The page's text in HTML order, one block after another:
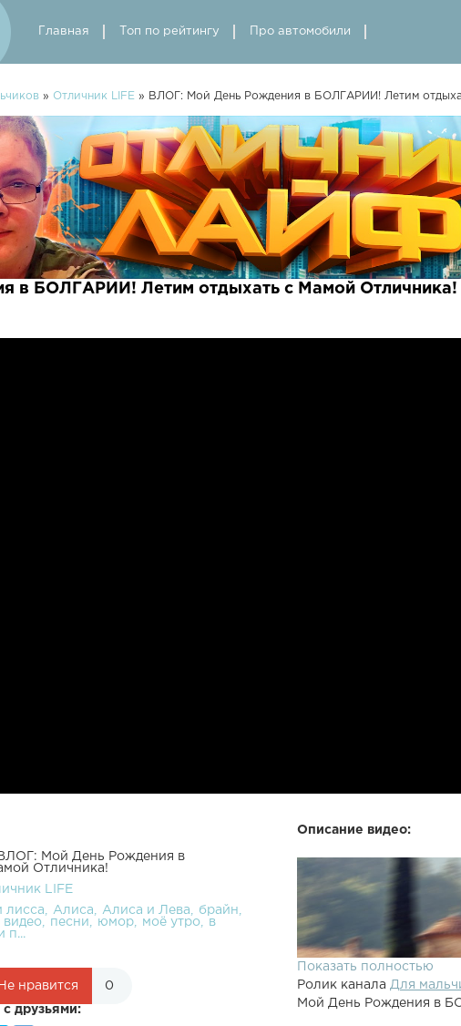
Главная Топ по рейтингу Про автомобили
» Отличник LIFE » ВЛОГ: Мой День Рождения в БОЛГАРИИ! Летим
в БОЛГАРИИ! Летим отдыхать с Мамой Отличника!
Описание видео:
Показать полностью
Ролик канала Для
Мой День Рождения в
Мой День Рождения в
Отличника!
LIFE
лисса Алиса Алиса и Лева
брайн
песни юмор моё утро
в
п...
Не нравится 0
друзьями: